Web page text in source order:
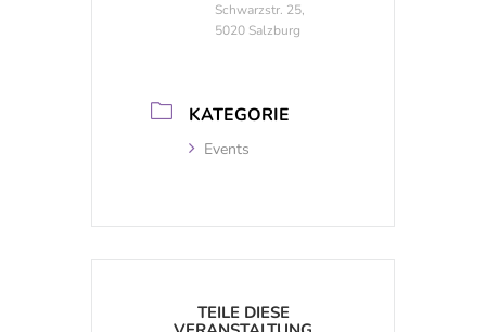
Schwarzstr. 25,
5020 Salzburg
KATEGORIE
Events
TEILE DIESE